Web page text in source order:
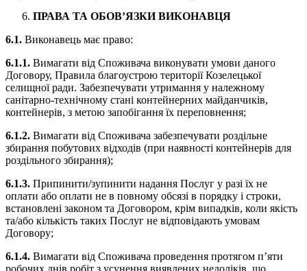
ПРАВА ТА ОБОВ’ЯЗКИ ВИКОНАВЦЯ
6.1. Виконавець має право:
6.1.1. Вимагати від Споживача виконувати умови даного
Договору, Правила благоустрою території Козелецької
селищної ради. Забезпечувати утримання у належному
санітарно-технічному стані контейнерних майданчиків,
контейнерів, з метою запобігання їх переповнення;
6.1.2. Вимагати від Споживача забезпечувати роздільне
збирання побутових відходів (при наявності контейнерів для
роздільного збирання);
6.1.3. Припинити/зупинити надання Послуг у разі їх не
оплати або оплати не в повному обсязі в порядку і строки,
встановлені законом та Договором, крім випадків, коли якість
та/або кількість таких Послуг не відповідають умовам
Договору;
6.1.4. Вимагати від Споживача проведення протягом п’яти